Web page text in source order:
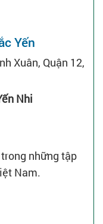
Yến
Xuân, Quận 12,
Nhi
những tập
Nam.